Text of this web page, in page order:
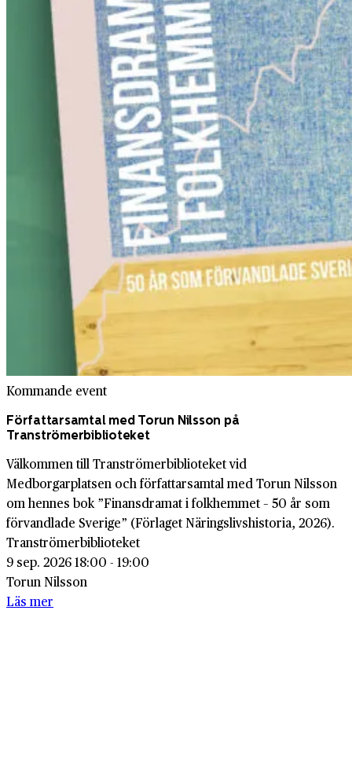
Kommande event
Författarsamtal med Torun Nilsson på
Tranströmerbiblioteket
Välkommen till Tranströmerbiblioteket vid
Medborgarplatsen och författarsamtal med Torun Nilsson
om hennes bok ”Finansdramat i folkhemmet – 50 år som
förvandlade Sverige” (Förlaget Näringslivshistoria, 2026).
Tranströmerbiblioteket
9 sep. 2026 18:00 - 19:00
Torun Nilsson
Läs mer